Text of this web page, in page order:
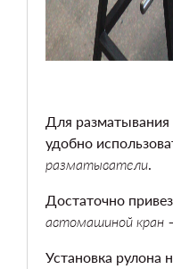
Для разматывания
удобно
разматыватели.
Достаточно
автомашиной кран
Установка рулона